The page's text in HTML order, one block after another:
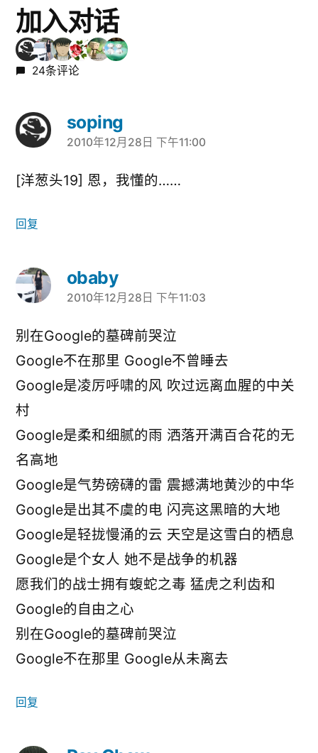
加入对话
24条评论
soping
说：
2010年12月28日 下午11:00
[洋葱头19] 恩，我懂的……
回复
obaby
说：
2010年12月28日 下午11:03
别在Google的墓碑前哭泣
Google不在那里 Google不曾睡去
Google是凌厉呼啸的风 吹过远离血腥的中关
村
Google是柔和细腻的雨 洒落开满百合花的无
名高地
Google是气势磅礴的雷 震撼满地黄沙的中华
Google是出其不虞的电 闪亮这黑暗的大地
Google是轻拢慢涌的云 天空是这雪白的栖息
Google是个女人 她不是战争的机器
愿我们的战士拥有蝮蛇之毒 猛虎之利齿和
Google的自由之心
别在Google的墓碑前哭泣
Google不在那里 Google从未离去
回复